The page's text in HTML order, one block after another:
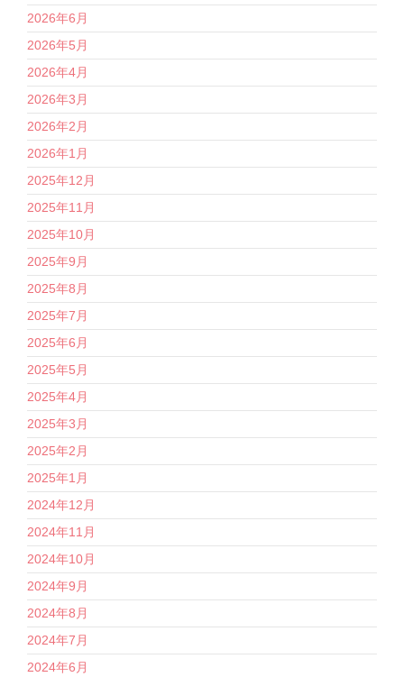
2026年6月
2026年5月
2026年4月
2026年3月
2026年2月
2026年1月
2025年12月
2025年11月
2025年10月
2025年9月
2025年8月
2025年7月
2025年6月
2025年5月
2025年4月
2025年3月
2025年2月
2025年1月
2024年12月
2024年11月
2024年10月
2024年9月
2024年8月
2024年7月
2024年6月